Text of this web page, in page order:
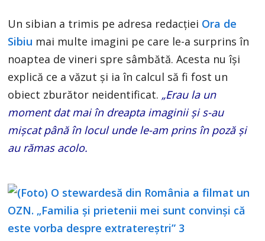
Un sibian a trimis pe adresa redacției Ora de
Sibiu mai multe imagini pe care le-a surprins în
noaptea de vineri spre sâmbătă. Acesta nu își
explică ce a văzut și ia în calcul să fi fost un
obiect zburător neidentificat. „Erau la un
moment dat mai în dreapta imaginii și s-au
mișcat până în locul unde le-am prins în poză și
au rămas acolo.